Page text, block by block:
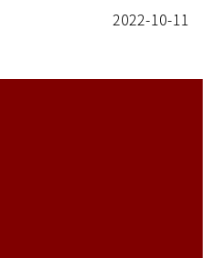
2022-10-11